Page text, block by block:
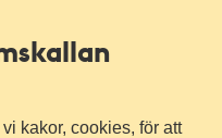
kakor, cookies, för att